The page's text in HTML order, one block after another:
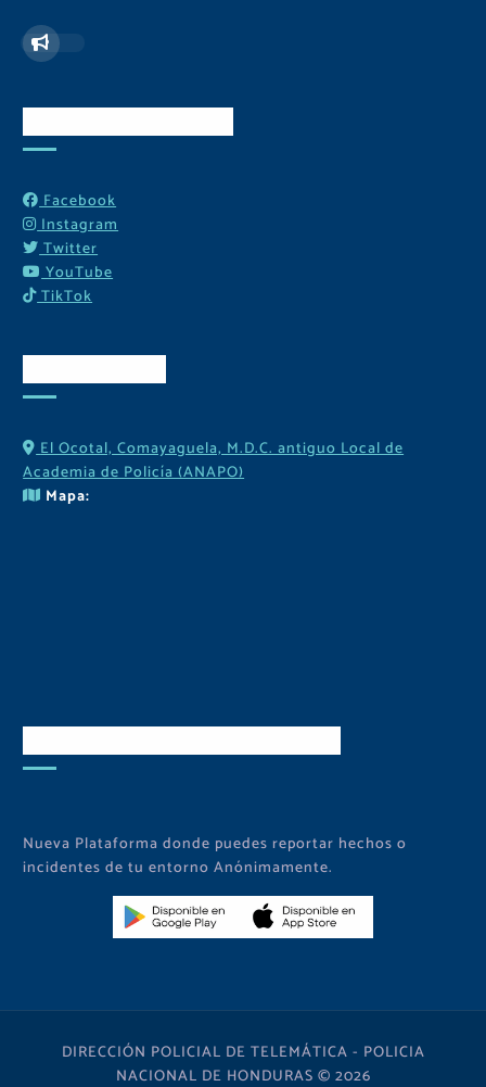
Facebook
Instagram
Twitter
YouTube
TikTok
El Ocotal, Comayaguela, M.D.C. antiguo Local de
Academia de Policía (ANAPO)
Mapa:
Nueva Plataforma donde puedes reportar hechos o
incidentes de tu entorno Anónimamente.
DIRECCIÓN POLICIAL DE TELEMÁTICA - POLICIA
NACIONAL DE HONDURAS © 2026